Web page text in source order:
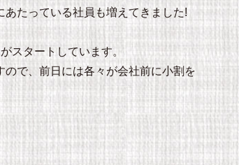
たっている社員も増えてきました!
スタートしています。
で、前日には各々が会社前に小割を